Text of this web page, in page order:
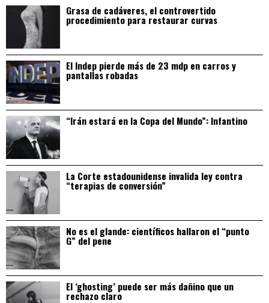
Grasa de cadáveres, el controvertido
procedimiento para restaurar curvas
El Indep pierde más de 23 mdp en carros y
pantallas robadas
“Irán estará en la Copa del Mundo”: Infantino
La Corte estadounidense invalida ley contra
“terapias de conversión”
No es el glande: científicos hallaron el “punto
G” del pene
El ‘ghosting’ puede ser más dañino que un
rechazo claro